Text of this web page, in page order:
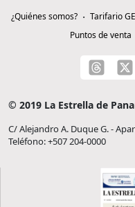
¿Quiénes somos? Tarifario
Puntos de venta
© 2019 La Estrella de
C/ Alejandro A. Duque G. -
Teléfono: +507 204-0000